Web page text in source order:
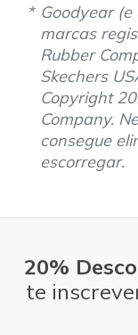
Goodyear
marcas
Rubber
Skechers
Copyright
Company.
consegue
escorregar.
20%
te